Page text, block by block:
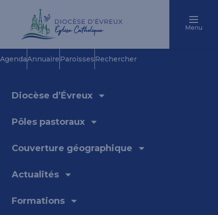
Menu
AgendaAnnuaireParoissesRechercher
Diocèse d’Évreux
Pôles pastoraux
Couverture géographique
Actualités
Formations